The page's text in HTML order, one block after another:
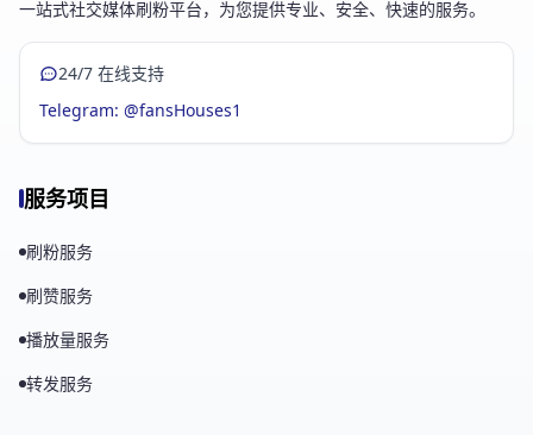
一站式社交媒体刷粉平台，为您提供专业、安全、快速的服务。
24/7 在线支持
Telegram: @fansHouses1
服务项目
刷粉服务
刷赞服务
播放量服务
转发服务